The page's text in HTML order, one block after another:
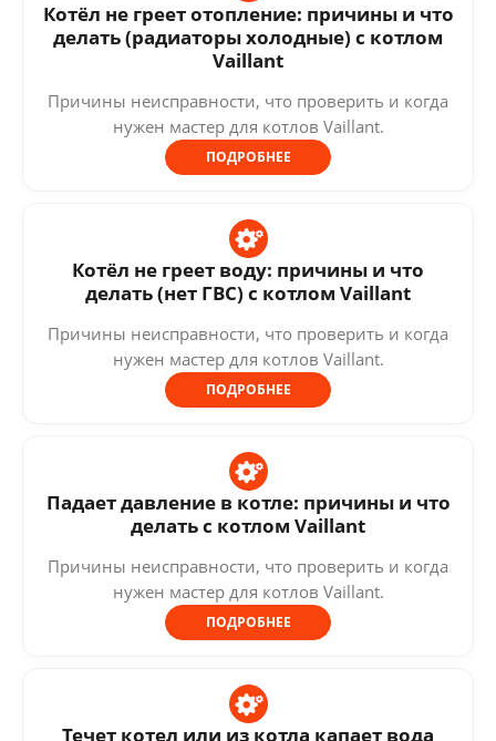
Котёл не греет отопление: причины и что
делать (радиаторы холодные) с котлом
Vaillant
Причины неисправности, что проверить и когда
нужен мастер для котлов Vaillant.
ПОДРОБНЕЕ
Котёл не греет воду: причины и что
делать (нет ГВС) с котлом Vaillant
Причины неисправности, что проверить и когда
нужен мастер для котлов Vaillant.
ПОДРОБНЕЕ
Падает давление в котле: причины и что
делать с котлом Vaillant
Причины неисправности, что проверить и когда
нужен мастер для котлов Vaillant.
ПОДРОБНЕЕ
Течет котел или из котла капает вода